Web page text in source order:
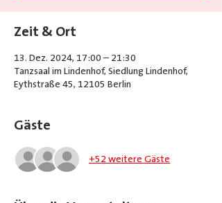
Zeit & Ort
13. Dez. 2024, 17:00 – 21:30
Tanzsaal im Lindenhof, Siedlung Lindenhof,
Eythstraße 45, 12105 Berlin
Gäste
+52 weitere Gäste